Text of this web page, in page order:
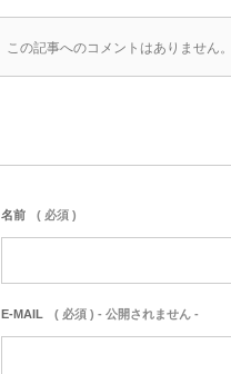
この記事へのコメントはありません。
名前 ( 必須 )
E-MAIL ( 必須 ) - 公開されません -